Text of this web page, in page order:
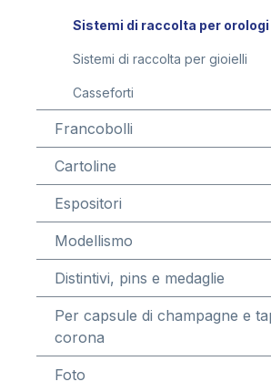
Sistemi di raccolta per orologi
Sistemi di raccolta per gioielli
Casseforti
Francobolli
Cartoline
Espositori
Modellismo
Distintivi, pins e medaglie
Per capsule di champagne e
corona
Foto